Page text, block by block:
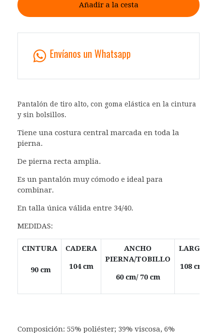
Añadir a la cesta
Envíanos un Whatsapp
Pantalón de tiro alto, con goma elástica en la cintura
y sin bolsillos.
Tiene una costura central marcada en toda la
pierna.
De pierna recta amplia.
Es un pantalón muy cómodo e ideal para
combinar.
En talla única válida entre 34/40.
MEDIDAS:
CINTURA
90 cm
CADERA
104 cm
ANCHO
PIERNA/TOBILLO
60 cm/ 70 cm
LARGO
108 cm
Composición: 55% poliéster; 39% viscosa, 6%